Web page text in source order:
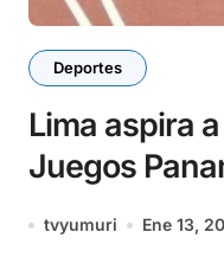
Deportes
Lima aspira
Juegos
tvyumuri Ene 13,